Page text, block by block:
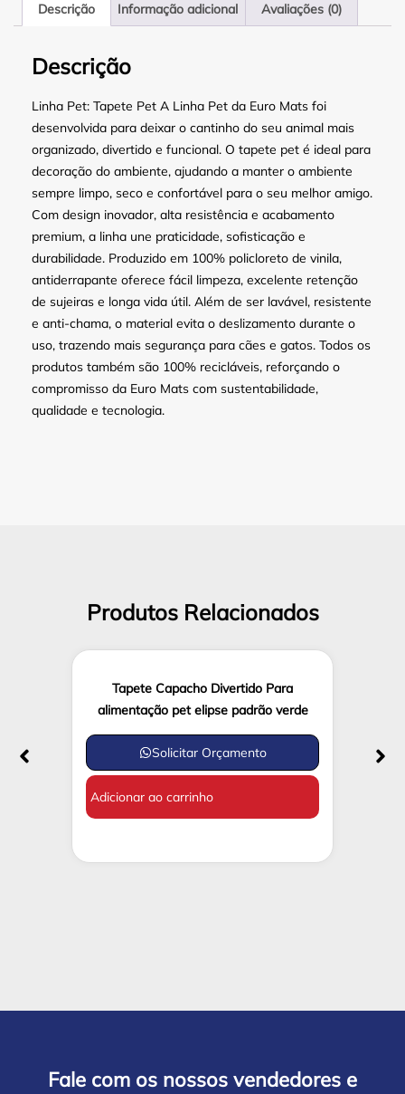
Descrição Informação adicional Avaliações (0)
Descrição
Linha Pet: Tapete Pet A Linha Pet da Euro Mats foi
desenvolvida para deixar o cantinho do seu animal mais
organizado, divertido e funcional. O tapete pet é ideal para
decoração do ambiente, ajudando a manter o ambiente
sempre limpo, seco e confortável para o seu melhor amigo.
Com design inovador, alta resistência e acabamento
premium, a linha une praticidade, sofisticação e
durabilidade. Produzido em 100% policloreto de vinila,
antiderrapante oferece fácil limpeza, excelente retenção
de sujeiras e longa vida útil. Além de ser lavável, resistente
e anti-chama, o material evita o deslizamento durante o
uso, trazendo mais segurança para cães e gatos. Todos os
produtos também são 100% recicláveis, reforçando o
compromisso da Euro Mats com sustentabilidade,
qualidade e tecnologia.
Produtos Relacionados
Tapete Capacho Divertido Para
alimentação pet elipse padrão verde
Solicitar Orçamento
Adicionar ao carrinho
Fale com os nossos vendedores e